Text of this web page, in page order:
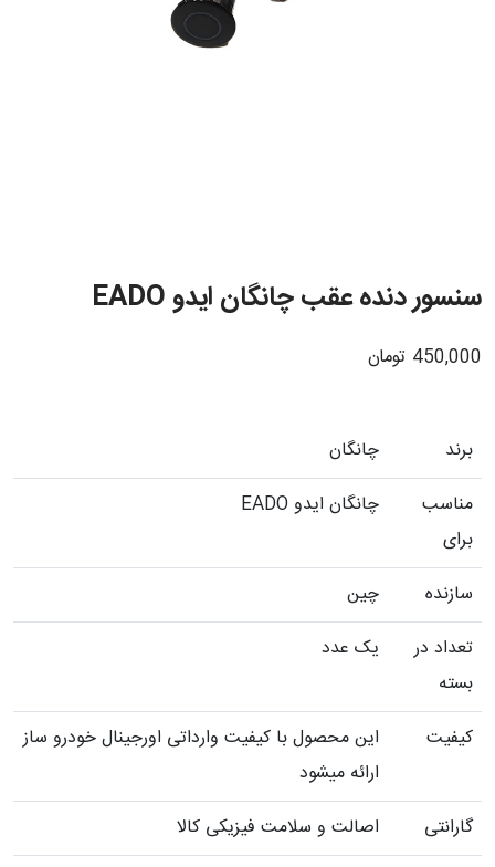
سنسور دنده عقب چانگان ایدو EADO
450,000 تومان
برند
چانگان
مناسب
برای
چانگان ایدو EADO
سازنده
چین
تعداد در
بسته
یک عدد
کیفیت
این محصول با کیفیت وارداتی اورجینال خودرو ساز
ارائه میشود
گارانتی
اصالت و سلامت فیزیکی کالا